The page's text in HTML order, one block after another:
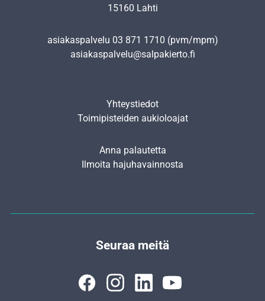
15160 Lahti
asiakaspalvelu 03 871 1710 (pvm/mpm)
asiakaspalvelu@salpakierto.fi
Yhteystiedot
Toimipisteiden aukioloajat
Anna palautetta
Ilmoita hajuhavainnosta
Seuraa meitä